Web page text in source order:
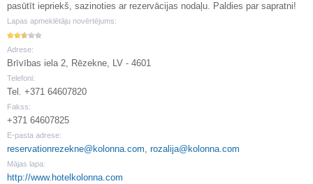
pasūtīt iepriekš, sazinoties ar rezervācijas nodaļu. Paldies par sapratni!
Lapas apmeklētāju novērtējums:
Adrese:
Brīvības iela 2, Rēzekne, LV - 4601
Telefoni:
Tel. +371 64607820
Fakss:
+371 64607825
E-pasta adrese:
reservationrezekne@kolonna.com, rozalija@kolonna.com
Mājas lapa:
http://www.hotelkolonna.com